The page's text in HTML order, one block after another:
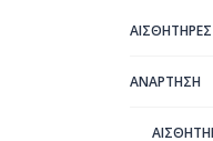
ΑΝΑΡΤΗΣΗ